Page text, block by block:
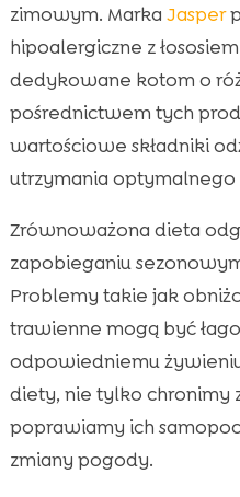
zimowym. Marka Jasper
hipoalergiczne z
dedykowane kotom o
pośrednictwem tych
wartościowe składniki
utrzymania optymalnego
Zrównoważona dieta
zapobieganiu
Problemy takie jak
trawienne mogą być
odpowiedniemu
diety, nie tylko chronimy
poprawiamy ich
zmiany pogody.